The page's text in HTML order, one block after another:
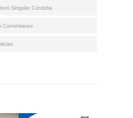
Singular Córdoba
Comentarios